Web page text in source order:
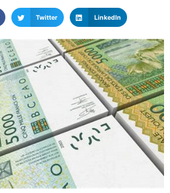
Twitter LinkedIn